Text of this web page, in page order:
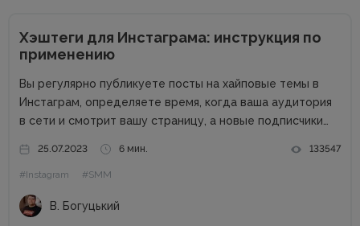
Хэштеги для Инстаграма: инструкция по
применению
Вы регулярно публикуете посты на хайповые темы в
Инстаграм, определяете время, когда ваша аудитория
в сети и смотрит вашу страницу, а новые подписчики
падает охват и посещаемость? Что же делать? Выход
есть!...
25.07.2023 6 мин. 133547
#Instagram #SMM
В. Богуцький